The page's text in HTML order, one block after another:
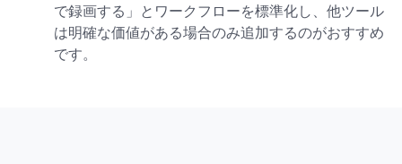
で録画する」とワークフローを標準化し、他ツール
は明確な価値がある場合のみ追加するのがおすすめ
です。